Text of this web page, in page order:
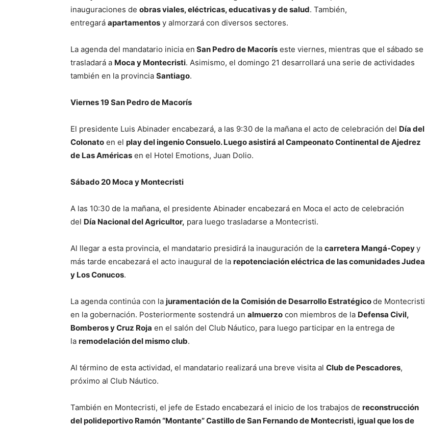
inauguraciones de obras viales, eléctricas, educativas y de salud. También,
entregará apartamentos y almorzará con diversos sectores.
La agenda del mandatario inicia en San Pedro de Macorís este viernes, mientras que el sábado se
trasladará a Moca y Montecristi. Asimismo, el domingo 21 desarrollará una serie de actividades
también en la provincia Santiago.
Viernes 19 San Pedro de Macorís
El presidente Luis Abinader encabezará, a las 9:30 de la mañana el acto de celebración del Día del
Colonato en el play del ingenio Consuelo. Luego asistirá al Campeonato Continental de Ajedrez
de Las Américas en el Hotel Emotions, Juan Dolio.
Sábado 20 Moca y Montecristi
A las 10:30 de la mañana, el presidente Abinader encabezará en Moca el acto de celebración
del Día Nacional del Agricultor, para luego trasladarse a Montecristi.
Al llegar a esta provincia, el mandatario presidirá la inauguración de la carretera Mangá-Copeyy
más tarde encabezará el acto inaugural de la repotenciación eléctrica de las comunidades Judea
y Los Conucos.
La agenda continúa con la juramentación de la Comisión de Desarrollo Estratégicode Montecristi
en la gobernación. Posteriormente sostendrá un almuerzo con miembros de la Defensa Civil,
Bomberos y Cruz Roja en el salón del Club Náutico, para luego participar en la entrega de
la remodelación del mismo club.
Al término de esta actividad, el mandatario realizará una breve visita al Club de Pescadores,
próximo al Club Náutico.
También en Montecristi, el jefe de Estado encabezará el inicio de los trabajos de reconstrucción
del polideportivo Ramón “Montante” Castillo de San Fernando de Montecristi, igual que los de